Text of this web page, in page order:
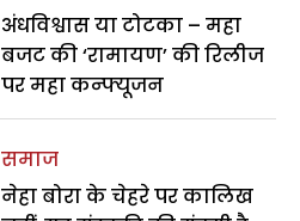
अंधविश्वास या टोटका – महा
बजट की ‘रामायण’ की रिलीज
पर महा कन्फ्यूजन
समाज
नेहा बोरा के चेहरे पर कालिख